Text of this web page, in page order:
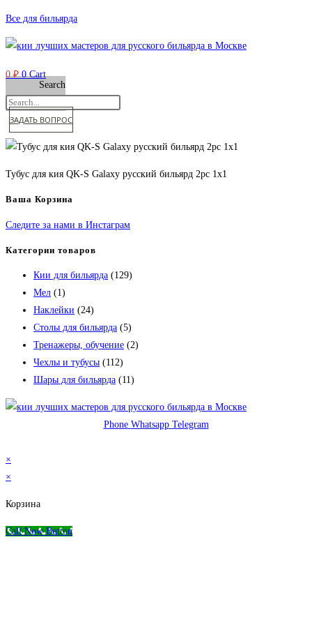
Перейти
к
содержимому
Все для бильярда
0₽ 0 Cart
Search
ЗАДАТЬ ВОПРОС
Тубус для кия QK-S Galaxy русский бильярд 2рс 1х1
Ваша Корзина
Следите за нами в Инстаграм
Категории товаров
Кии для бильярда (129)
Мел (1)
Наклейки (24)
Столы для бильярда (5)
Тренажеры, обучение (2)
Чехлы и тубусы (112)
Шары для бильярда (11)
Phone Whatsapp Telegram
×
×
Корзина
Call Now Button